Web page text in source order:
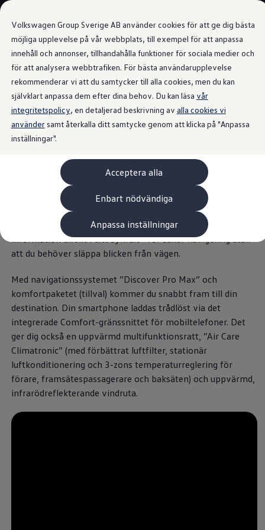
Volkswagen Group Sverige AB använder cookies för att ge dig bästa
möjliga upplevelse på vår webbplats, till exempel för att anpassa
innehåll och annonser, tillhandahålla funktioner för sociala medier och
för att analysera webbtrafiken. För bästa användarupplevelse
rekommenderar vi att du samtycker till alla cookies, men du kan
självklart anpassa dem efter dina behov. Du kan läsa vår
integritetspolicy, en detaljerad beskrivning av alla cookies vi
användersamt återkalla ditt samtycke genom att klicka på "Anpassa
inställningar".
Acceptera alla
Enbart nödvändiga
Anpassa inställningar
Gå till
huvudinnehåll
Gå till
sidfot
Bygg din bil
Nya bilar i lager
Golf Sportscombi
Pressen testar Golf Sportscombi
Lär dig om våra modellversioner
Boka provkörning
Äga
Service
Originalservice
Originalservice 4+
Skadereparation
ServiceCam
Service av elbilar
Tillbehör
Interiör- och exteriörskydd
Underhållning och elektronik
Laddbox och laddningskablar
Modellspecifika tillbehör
Delar
Originaldelar
Bytesdelar
Ekonomidelar
Classic Parts
Volkswagenkortet
Förmåner och erbjudanden
Frågor och svar
Reseförsäkring
Viktig kundinformation
Mobilitetsgaranti
Varnings- och kontrollampor
Återkallelser
2G/3G-nätet stängs ned – hur påverkas min
Infotainment
Med måleti sikte
I ID.7 GTX är du välinformerad och perfekt underhållen.
Den 38 cm (15 tum) stora pekskärmen är ditt intuitiva
kontrollcenter för alla infotainmentapplikationer och
många digitala tjänster från
. Via head-up-
displayen med förstärkt verklighet (AR) projiceras viktig
information direkt i ditt synfält - för säker navigering utan
att du behöver släppa blicken från vägen.
Med navigationssystemet ”Discover Pro Max” och
komfortpaketet (tillval) kommer du snabbt fram till din
destination. Din smartphone laddas trådlöst via det
integrerade Comfort-gränssnittet för mobiltelefoner. Det
ger dig också en uppvärmd multifunktionsratt, ”Air Care
Climatronic” (med förbättrat luftfilter, stationär
luftkonditionering och 3-zons temperaturreglering för
förare, framsätespassagerare och baksäten) och uppvärmd,
infrarödreflekterande vindruta.